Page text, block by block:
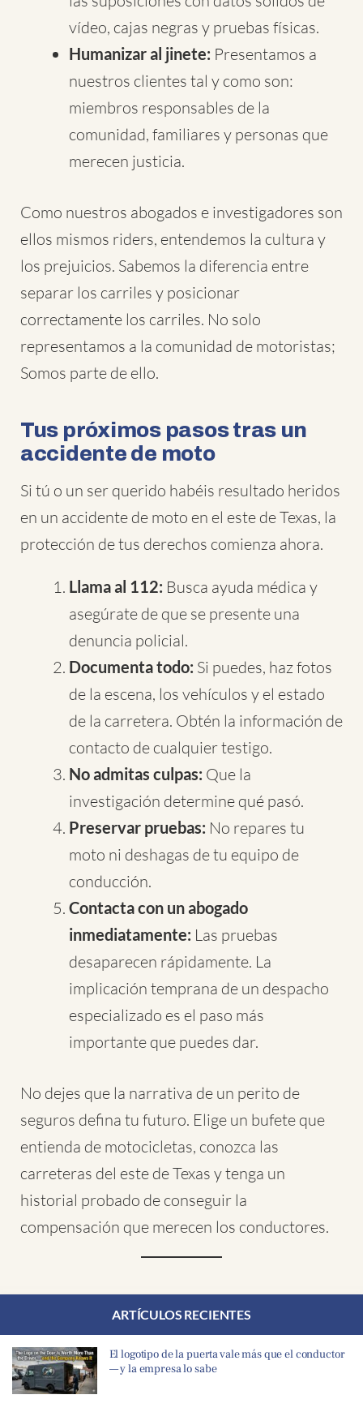
vídeo, cajas negras y pruebas físicas.
Humanizar al jinete: Presentamos a
nuestros clientes tal y como son:
miembros responsables de la
comunidad, familiares y personas que
merecen justicia.
Como nuestros abogados e investigadores son
ellos mismos riders, entendemos la cultura y
los prejuicios. Sabemos la diferencia entre
separar los carriles y posicionar
correctamente los carriles. No solo
representamos a la comunidad de motoristas;
Somos parte de ello.
Tus próximos pasos tras un
accidente de moto
Si tú o un ser querido habéis resultado heridos
en un accidente de moto en el este de Texas, la
protección de tus derechos comienza ahora.
Llama al 112: Busca ayuda médica y
asegúrate de que se presente una
denuncia policial.
Documenta todo: Si puedes, haz fotos
de la escena, los vehículos y el estado
de la carretera. Obtén la información de
contacto de cualquier testigo.
No admitas culpas: Que la
investigación determine qué pasó.
Preservar pruebas: No repares tu
moto ni deshagas de tu equipo de
conducción.
Contacta con un abogado
inmediatamente: Las pruebas
desaparecen rápidamente. La
implicación temprana de un despacho
especializado es el paso más
importante que puedes dar.
No dejes que la narrativa de un perito de
seguros defina tu futuro. Elige un bufete que
entienda de motocicletas, conozca las
carreteras del este de Texas y tenga un
historial probado de conseguir la
compensación que merecen los conductores.
ARTÍCULOS RECIENTES
El logotipo de la puerta vale más que el conductor
— y la empresa lo sabe